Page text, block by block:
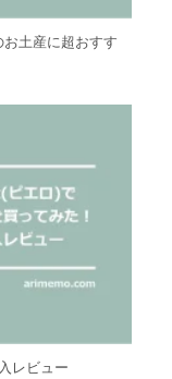
土産に超おすす
レビュー